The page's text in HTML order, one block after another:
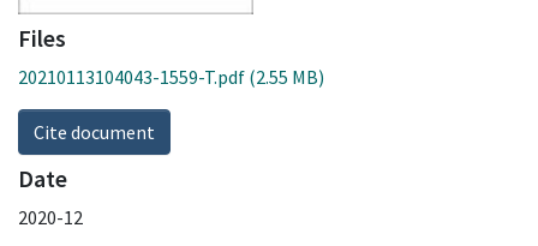
Files
20210113104043-1559-T.pdf (2.55 MB)
Cite document
Date
2020-12